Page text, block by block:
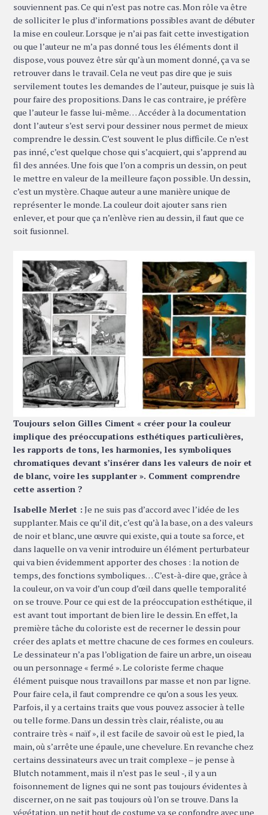
souviennent pas. Ce qui n’est pas notre cas. Mon rôle va être
de solliciter le plus d’informations possibles avant de débuter
la mise en couleur. Lorsque je n’ai pas fait cette investigation
ou que l’auteur ne m’a pas donné tous les éléments dont il
dispose, vous pouvez être sûr qu’à un moment donné, ça va se
retrouver dans le travail. Cela ne veut pas dire que je suis
servilement toutes les demandes de l’auteur, puisque je suis là
pour faire des propositions. Dans le cas contraire, je préfère
que l’auteur le fasse lui-même… Accéder à la documentation
dont l’auteur s’est servi pour dessiner nous permet de mieux
comprendre le dessin. C’est souvent le plus difficile. Ce n’est
pas inné, c’est quelque chose qui s’acquiert, qui s’apprend au
fil des années. Une fois que l’on a compris un dessin, on peut
le mettre en valeur de la meilleure façon possible. Un dessin,
c’est un mystère. Chaque auteur a une manière unique de
représenter le monde. La couleur doit ajouter sans rien
enlever, et pour que ça n’enlève rien au dessin, il faut que ce
soit fusionnel.
Toujours selon Gilles Ciment « créer pour la couleur
implique des préoccupations esthétiques particulières,
les rapports de tons, les harmonies, les symboliques
chromatiques devant s’insérer dans les valeurs de noir et
de blanc, voire les supplanter ». Comment comprendre
cette assertion ?
Isabelle Merlet : Je ne suis pas d’accord avec l’idée de les
supplanter. Mais ce qu’il dit, c’est qu’à la base, on a des valeurs
de noir et blanc, une œuvre qui existe, qui a toute sa force, et
dans laquelle on va venir introduire un élément perturbateur
qui va bien évidemment apporter des choses : la notion de
temps, des fonctions symboliques… C’est-à-dire que, grâce à
la couleur, on va voir d’un coup d’œil dans quelle temporalité
on se trouve. Pour ce qui est de la préoccupation esthétique, il
est avant tout important de bien lire le dessin. En effet, la
première tâche du coloriste est de recerner le dessin pour
créer des aplats et mettre chacune de ces formes en couleurs.
Le dessinateur n’a pas l’obligation de faire un arbre, un oiseau
ou un personnage « fermé ». Le coloriste ferme chaque
élément puisque nous travaillons par masse et non par ligne.
Pour faire cela, il faut comprendre ce qu’on a sous les yeux.
Parfois, il y a certains traits que vous pouvez associer à telle
ou telle forme. Dans un dessin très clair, réaliste, ou au
contraire très « naïf », il est facile de savoir où est le pied, la
main, où s’arrête une épaule, une chevelure. En revanche chez
certains dessinateurs avec un trait complexe – je pense à
Blutch notamment, mais il n’est pas le seul -, il y a un
foisonnement de lignes qui ne sont pas toujours évidentes à
discerner, on ne sait pas toujours où l’on se trouve. Dans la
végétation, un petit bout de costume va se confondre avec une